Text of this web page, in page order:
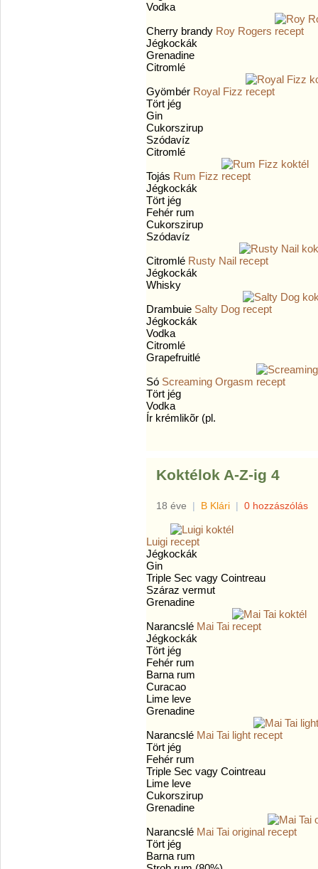
Vodka
Cherry brandy Roy Rogers
Jégkockák
Grenadine
Citromlé
Gyömbér Royal Fizz
Tört jég
Gin
Cukorszirup
Szódavíz
Citromlé
Tojás Rum Fizz
Jégkockák
Tört jég
Fehér rum
Cukorszirup
Szódavíz
Citromlé Rusty Nail
Jégkockák
Whisky
Drambuie Salty Dog
Jégkockák
Vodka
Citromlé
Grapefruitlé
Só Screaming Orgasm
Tört jég
Vodka
Ír krémlikõr (pl.
Koktélok A-Z-ig 4
18 éve | B Klári | 0 hozzászólás
Luigi
Jégkockák
Gin
Triple Sec vagy Cointreau
Száraz vermut
Grenadine
Narancslé Mai Tai
Jégkockák
Tört jég
Fehér rum
Barna rum
Curacao
Lime leve
Grenadine
Narancslé Mai Tai light
Tört jég
Fehér rum
Triple Sec vagy Cointreau
Lime leve
Cukorszirup
Grenadine
Narancslé Mai Tai original
Tört jég
Barna rum